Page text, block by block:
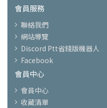
會員服務
聯絡我們
網站導覽
Discord Ptt省錢版機器人
Facebook
會員中心
會員中心
收藏清單